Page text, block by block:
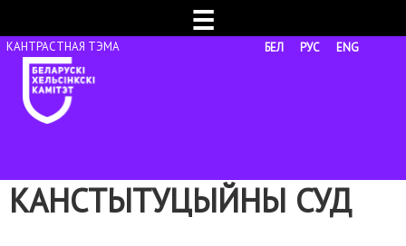
☰
БЕЛ РУС ENG
КАНСТЫТУЦЫЙНЫ СУД